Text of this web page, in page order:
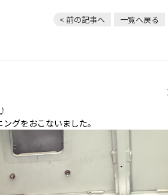
< 前の記事へ 一覧へ戻る
グをおこないました。